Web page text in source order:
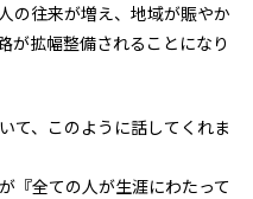
の往来が増え、地域が賑やか
が拡幅整備されることになり
て、このように話してくれま
『全ての人が生涯にわたって